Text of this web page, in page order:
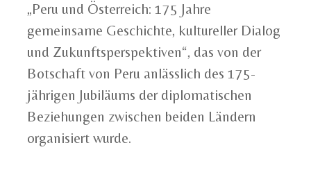
„Peru und Österreich: 175 Jahre
gemeinsame Geschichte, kultureller Dialog
und Zukunftsperspektiven“, das von der
Botschaft von Peru anlässlich des 175-
jährigen Jubiläums der diplomatischen
Beziehungen zwischen beiden Ländern
organisiert wurde.